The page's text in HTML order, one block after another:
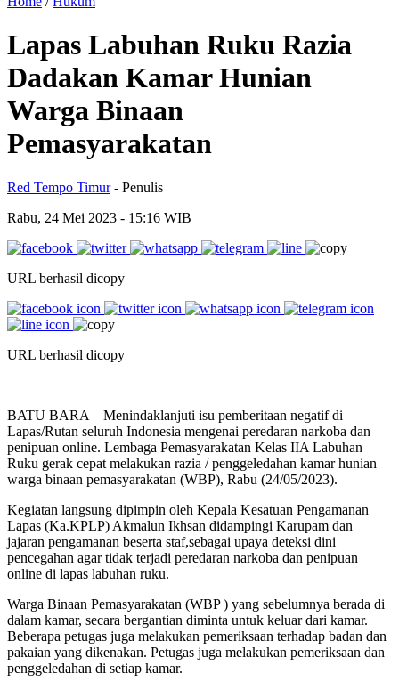
Lapas Labuhan Ruku Razia
Dadakan Kamar Hunian
Warga Binaan
Pemasyarakatan
Red Tempo Timur - Penulis
Rabu, 24 Mei 2023 - 15:16 WIB
URL berhasil dicopy
URL berhasil dicopy
BATU BARA – Menindaklanjuti isu pemberitaan negatif di
Lapas/Rutan seluruh Indonesia mengenai peredaran narkoba dan
penipuan online. Lembaga Pemasyarakatan Kelas IIA Labuhan
Ruku gerak cepat melakukan razia / penggeledahan kamar hunian
warga binaan pemasyarakatan (WBP), Rabu (24/05/2023).
Kegiatan langsung dipimpin oleh Kepala Kesatuan Pengamanan
Lapas (Ka.KPLP) Akmalun Ikhsan didampingi Karupam dan
jajaran pengamanan beserta staf,sebagai upaya deteksi dini
pencegahan agar tidak terjadi peredaran narkoba dan penipuan
online di lapas labuhan ruku.
Warga Binaan Pemasyarakatan (WBP ) yang sebelumnya berada di
dalam kamar, secara bergantian diminta untuk keluar dari kamar.
Beberapa petugas juga melakukan pemeriksaan terhadap badan dan
pakaian yang dikenakan. Petugas juga melakukan pemeriksaan dan
penggeledahan di setiap kamar.